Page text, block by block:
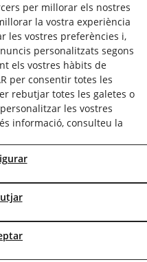
- Tots els drets reservats.
per millorar els nostres
la vostra experiència
les vostres preferències i,
personalitzats segons
els vostres hàbits de
per consentir totes les
rebutjar totes les galetes o
les vostres
informació, consulteu la